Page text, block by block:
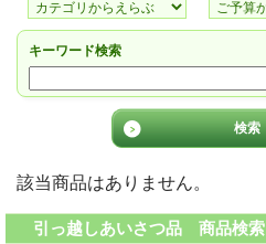
キーワード検索
該当商品はありません。
引っ越しあいさつ品 商品検索